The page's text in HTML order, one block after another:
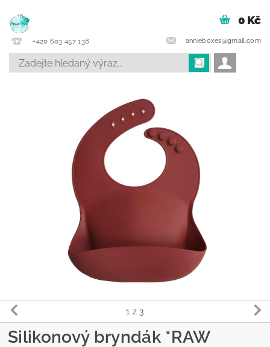
+420 603 457 138 annieboxes@gmail.com
0 Kč
1 z 3
Silikonový bryndák *RAW